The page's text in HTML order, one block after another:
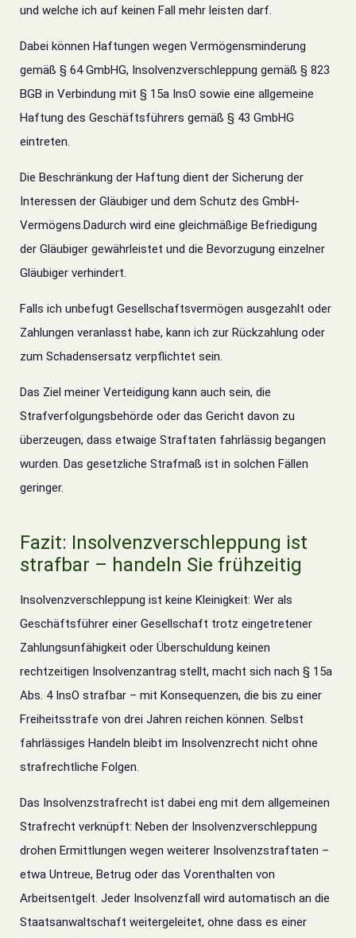
und welche ich auf keinen Fall mehr leisten darf.
Dabei können Haftungen wegen Vermögensminderung
gemäß § 64 GmbHG, Insolvenzverschleppung gemäß § 823
BGB in Verbindung mit § 15a InsO sowie eine allgemeine
Haftung des Geschäftsführers gemäß § 43 GmbHG
eintreten.
Die Beschränkung der Haftung dient der Sicherung der
Interessen der Gläubiger und dem Schutz des GmbH-
Vermögens.Dadurch wird eine gleichmäßige Befriedigung
der Gläubiger gewährleistet und die Bevorzugung einzelner
Gläubiger verhindert.
Falls ich unbefugt Gesellschaftsvermögen ausgezahlt oder
Zahlungen veranlasst habe, kann ich zur Rückzahlung oder
zum Schadensersatz verpflichtet sein.
Das Ziel meiner Verteidigung kann auch sein, die
Strafverfolgungsbehörde oder das Gericht davon zu
überzeugen, dass etwaige Straftaten fahrlässig begangen
wurden. Das gesetzliche Strafmaß ist in solchen Fällen
geringer.
Fazit: Insolvenzverschleppung ist
strafbar – handeln Sie frühzeitig
Insolvenzverschleppung ist keine Kleinigkeit: Wer als
Geschäftsführer einer Gesellschaft trotz eingetretener
Zahlungsunfähigkeit oder Überschuldung keinen
rechtzeitigen Insolvenzantrag stellt, macht sich nach § 15a
Abs. 4 InsO strafbar – mit Konsequenzen, die bis zu einer
Freiheitsstrafe von drei Jahren reichen können. Selbst
fahrlässiges Handeln bleibt im Insolvenzrecht nicht ohne
strafrechtliche Folgen.
Das Insolvenzstrafrecht ist dabei eng mit dem allgemeinen
Strafrecht verknüpft: Neben der Insolvenzverschleppung
drohen Ermittlungen wegen weiterer Insolvenzstraftaten –
etwa Untreue, Betrug oder das Vorenthalten von
Arbeitsentgelt. Jeder Insolvenzfall wird automatisch an die
Staatsanwaltschaft weitergeleitet, ohne dass es einer